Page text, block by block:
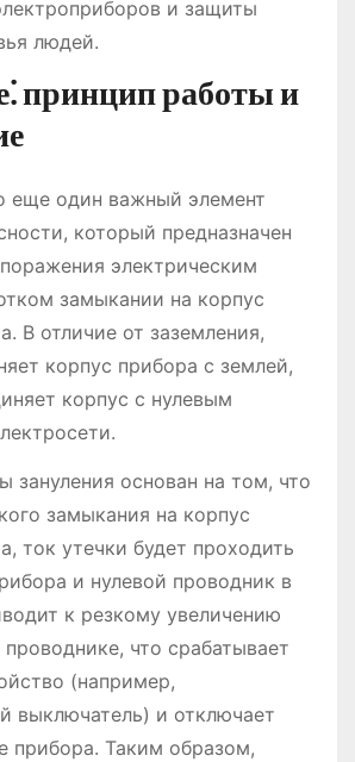
и защиты
людей.
принцип работы и
еще один важный элемент
который предназначен
электрическим
замыкании на корпус
В отличие от заземления,
корпус прибора с землей,
корпус с нулевым
зануления основан на том, что
замыкания на корпус
ток утечки будет проходить
и нулевой проводник в
к резкому увеличению
что срабатывает
(например,
выключатель) и отключает
прибора. Таким образом,